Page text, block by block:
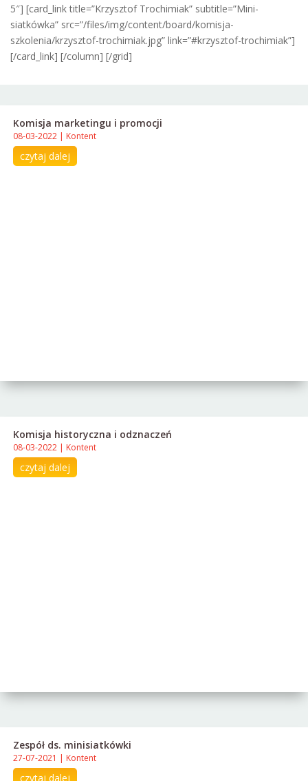
5″] [card_link title=”Krzysztof Trochimiak” subtitle=”Mini-
siatkówka” src=”/files/img/content/board/komisja-
szkolenia/krzysztof-trochimiak.jpg” link=”#krzysztof-trochimiak”]
[/card_link] [/column] [/grid]
Komisja marketingu i promocji
08-03-2022 | Kontent
czytaj dalej
Komisja historyczna i odznaczeń
08-03-2022 | Kontent
czytaj dalej
Zespół ds. minisiatkówki
27-07-2021 | Kontent
czytaj dalej